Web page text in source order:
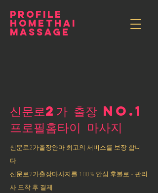
PROFILE
HOMETHAI
MASSAGE
신문로2가 출장 NO.1
​프로필홈타이 마사지
신문로2가출장안마 최고의 서비스를 보장 합니
다.
신문로2가출장마사지를 100% 안심 후불로 - 관리
사 도착 후 결제